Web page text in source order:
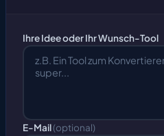
Ihre Idee oder Ihr Wunsch-Tool
E-Mail(optional)